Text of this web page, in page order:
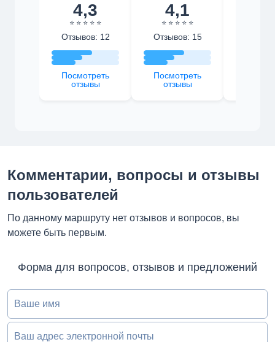
4,3
⭐ ⭐ ⭐ ⭐ ⭐
Отзывов: 12
Посмотреть
отзывы
4,1
⭐ ⭐ ⭐ ⭐ ⭐
Отзывов: 15
Посмотреть
отзывы
Комментарии, вопросы и отзывы
пользователей
По данному маршруту нет отзывов и вопросов, вы
можете быть первым.
Форма для вопросов, отзывов и предложений
Ваше имя
Ваш адрес электронной почты